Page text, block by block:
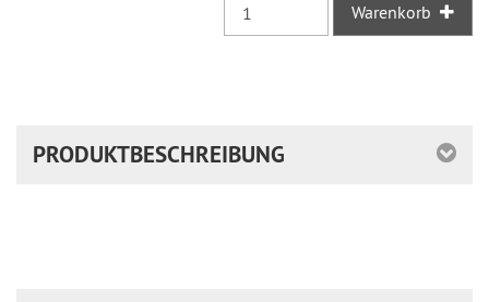
Warenkorb
PRODUKTBESCHREIBUNG